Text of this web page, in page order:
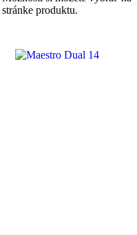
stránke produktu.